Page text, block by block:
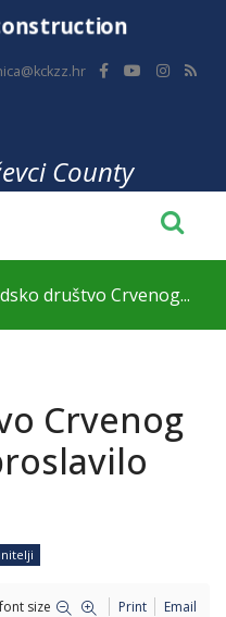
County
društvo Crvenog...
Crvenog
font size Print Email